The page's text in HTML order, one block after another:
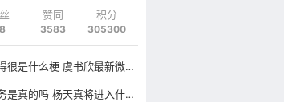
赞同
3583
积分
305300
虞书欣别爱我我作得很是什么梗 虞书欣最新微博头像换成什么了
杨天真卸任经纪业务是真的吗 杨天真将进入什么行业